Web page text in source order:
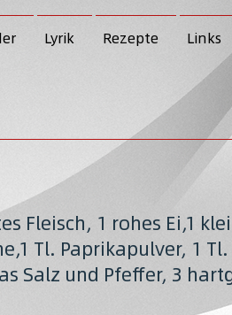
Lyrik Rezepte Links
Fleisch, 1 rohes Ei,1
Tl. Paprikapulver, 1
Salz und Pfeffer, 3